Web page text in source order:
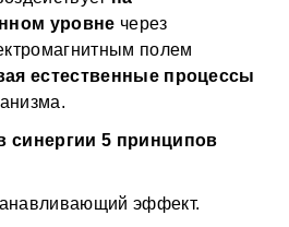
руки, спина после
эффективно в
до 6 месяцев ежедневного
уровне через
полем
естественные процессы
5 принципов
эффект.